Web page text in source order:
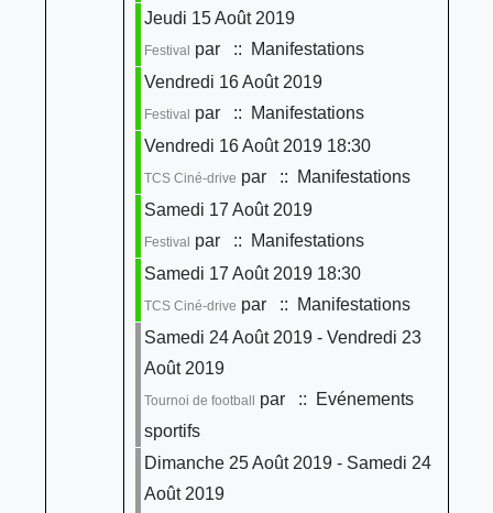
Jeudi 15 Août 2019
Festival par
:: Manifestations
Vendredi 16 Août 2019
Festival par
:: Manifestations
Vendredi 16 Août 2019 18:30
TCS Ciné-drive par
:: Manifestations
Samedi 17 Août 2019
Festival par
:: Manifestations
Samedi 17 Août 2019 18:30
TCS Ciné-drive par
:: Manifestations
Samedi 24 Août 2019 - Vendredi 23
Août 2019
Tournoi de football par
:: Evénements
sportifs
Dimanche 25 Août 2019 - Samedi 24
Août 2019